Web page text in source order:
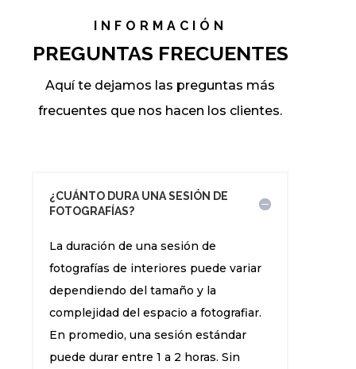
INFORMACIÓN
PREGUNTAS FRECUENTES
Aquí te dejamos las preguntas más
frecuentes que nos hacen los clientes.
¿CUÁNTO DURA UNA SESIÓN DE
FOTOGRAFÍAS?
La duración de una sesión de
fotografías de interiores puede variar
dependiendo del tamaño y la
complejidad del espacio a fotografiar.
En promedio, una sesión estándar
puede durar entre 1 a 2 horas. Sin